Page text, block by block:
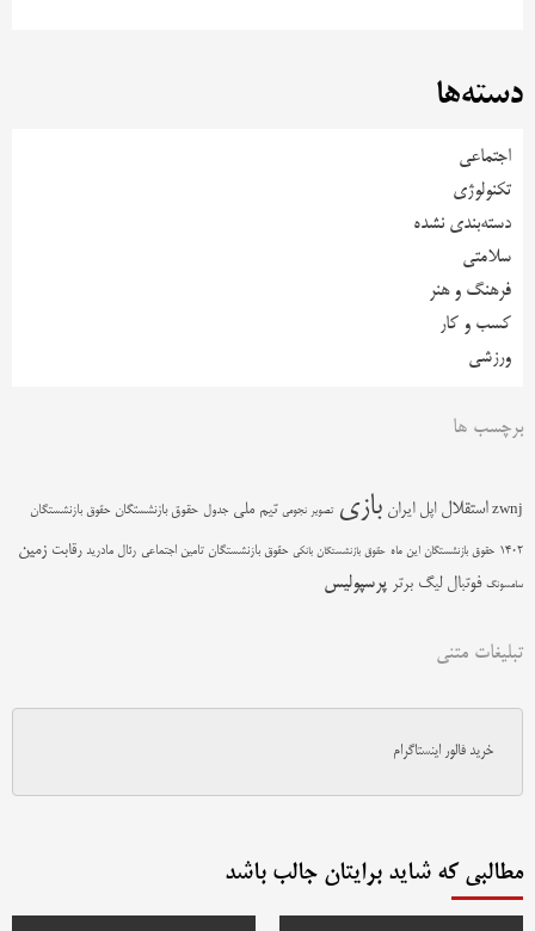
دسته‌ها
اجتماعی
تکنولوژی
دسته‌بندی نشده
سلامتی
فرهنگ و هنر
کسب و کار
ورزشی
برچسب ها
zwnj استقلال اپل ایران بازی تصویر نجومی تیم ملی جدول حقوق بازنشستگان حقوق بازنشستگان
1402 حقوق بازنشستگان این ماه حقوق بازنشستگان بانکی حقوق بازنشستگان تامین اجتماعی رئال مادرید رقابت زمین
سامسونگ فوتبال لیگ برتر پرسپولیس
تبلیغات متنی
خرید فالور اینستاگرام
مطالبی که شاید برایتان جالب باشد